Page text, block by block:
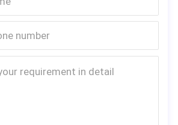
requirement in detail